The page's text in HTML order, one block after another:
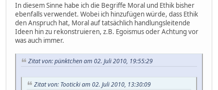
In diesem Sinne habe ich die Begriffe Moral und Ethik bisher
ebenfalls verwendet. Wobei ich hinzufügen würde, dass Ethik
den Anspruch hat, Moral auf tatsächlich handlungsleitende
Ideen hin zu rekonstruieren, z.B. Egoismus oder Achtung vor
was auch immer.
Zitat von: pünktchen am 02. Juli 2010, 19:55:29
Zitat von: Tooticki am 02. Juli 2010, 13:30:09